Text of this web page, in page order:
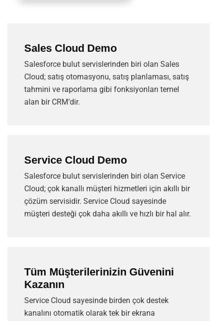
Sales Cloud Demo
Salesforce bulut servislerinden biri olan Sales
Cloud; satış otomasyonu, satış planlaması, satış
tahmini ve raporlama gibi fonksiyonları temel
alan bir CRM’dir.
Service Cloud Demo
Salesforce bulut servislerinden biri olan Service
Cloud; çok kanallı müşteri hizmetleri için akıllı bir
çözüm servisidir. Service Cloud sayesinde
müşteri desteği çok daha akıllı ve hızlı bir hal alır.
Tüm Müşterilerinizin Güvenini
Kazanın
Service Cloud sayesinde birden çok destek
kanalını otomatik olarak tek bir ekrana